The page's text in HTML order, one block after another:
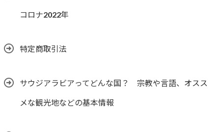
コロナ2022年
特定商取引法
サウジアラビアってどんな国？ 宗教や言語、オスス
メな観光地などの基本情報